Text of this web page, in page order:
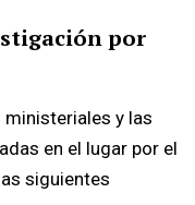
por
y las
en el lugar por el
siguientes